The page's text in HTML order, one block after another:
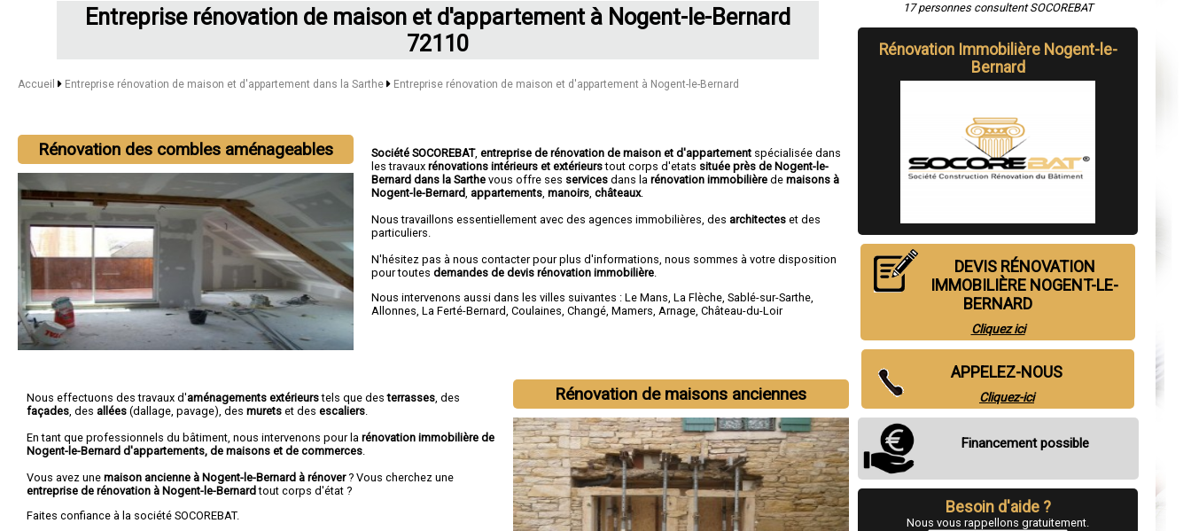
Entreprise rénovation de maison et d'appartement à Nogent-le-Bernard
72110
Accueil Entreprise rénovation de maison et d'appartement dans la Sarthe Entreprise rénovation de maison et d'appartement à Nogent-le-Bernard
Rénovation des combles aménageables Société SOCOREBAT,entreprise de rénovation de maison et d'appartement spécialisée dans
les travauxrénovations intérieurs et extérieurstout corps d'etats située près de Nogent-le-
Bernard dans la Sarthevous offre ses services dans larénovation immobilière demaisons à
Nogent-le-Bernard appartements ,manoirs ,châteaux.
Nous travaillons essentiellement avec des agences immobilières, des architectes et des
particuliers.
N'hésitez pas à nous contacter pour plus d'informations, nous sommes à votre disposition
pour toutesdemandes de devis rénovation immobilière
Nous intervenons aussi dans les villes suivantes :Le Mans ,La Flèche ,Sablé-sur-Sarthe
Allonnes ,La Ferté-Bernard ,Coulaines ,Changé ,Mamers Arnage ,Château-du-Loir
Rénovation de maisons anciennes
Nous effectuons des travaux d'aménagements extérieurstels que desterrasses , des
façades , des allées (dallage, pavage), des murets et des escaliers
En tant que professionnels du bâtiment, nous intervenons pour la rénovation immobilière de
Nogent-le-Bernard d'appartements, de maisons et de commerces
Vous avez une maison ancienne à Nogent-le-Bernard à rénover? Vous cherchez une
entreprise de rénovation à Nogent-le-Bernardtout corps d'état ?
Faites confiance à la société SOCOREBAT.
17 personnes consultent SOCOREBAT
Rénovation Immobilière Nogent-le-
Bernard
DEVIS RÉNOVATION
IMMOBILIÈRE NOGENT-LE-
BERNARD
Cliquez ici
APPELEZ-NOUS
Cliquez-ici
Financement possible
Besoin d'aide ?
Nous vous rappellons gratuitement.